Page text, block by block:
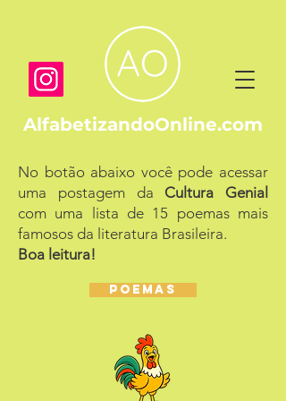
AlfabetizandoOnline.com
No botão abaixo você pode acessar
uma postagem da Cultura Genial
com uma lista de 15 poemas mais
famosos da literatura Brasileira.
Boa leitura!
POEMAS